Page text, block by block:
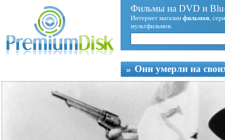
Фильмы на DVD и
Интернет магазин фильмов,
мультфильмов.
Они умерли на